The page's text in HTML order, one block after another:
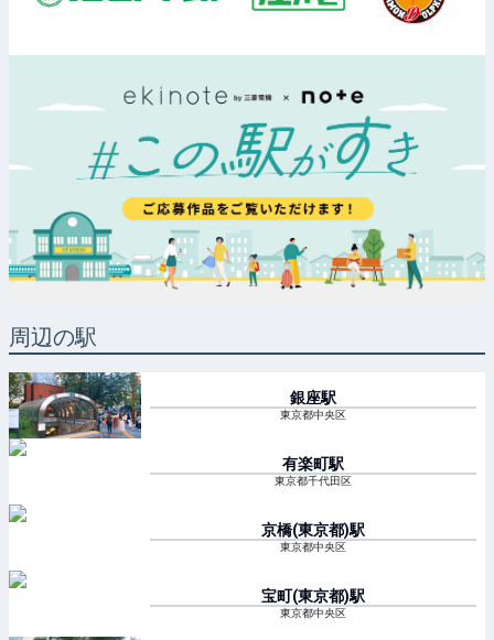
周辺の駅
銀座駅
東京都中央区
有楽町駅
東京都千代田区
京橋(東京都)駅
東京都中央区
宝町(東京都)駅
東京都中央区